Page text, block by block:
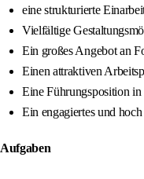
eine strukturierte
Vielfältige
Ein großes Angebot an
Einen attraktiven
Eine Führungsposition in
Ein engagiertes und
Aufgaben